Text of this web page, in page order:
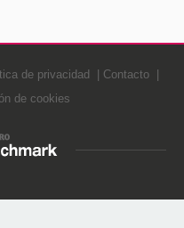
de privacidad
Contacto
de cookies